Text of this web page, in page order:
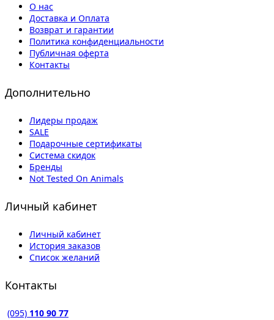
О нас
Доставка и Оплата
Возврат и гарантии
Политика конфиденциальности
Публичная оферта
Контакты
Дополнительно
Лидеры продаж
SALE
Подарочные сертификаты
Система скидок
Бренды
Not Tested On Animals
Личный кабинет
Личный кабинет
История заказов
Список желаний
Контакты
(095) 110 90 77